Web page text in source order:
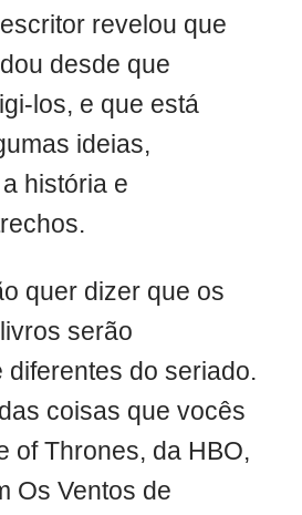
revelou que
desde que
los, e que está
ideias,
história e
quer dizer que os
serão
diferentes do seriado.
coisas que vocês
of Thrones, da HBO,
Os Ventos de